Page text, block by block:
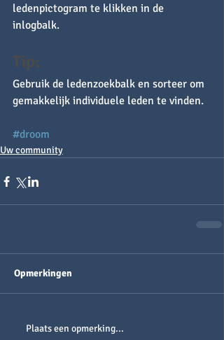
ledenpictogram te klikken in de
inlogbalk.
Tip:
Gebruik de ledenzoekbalk en sorteer om
gemakkelijk individuele leden te vinden.
#droom
Uw community
Opmerkingen
Plaats een opmerking...